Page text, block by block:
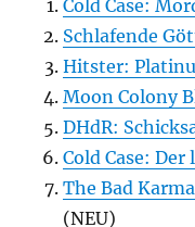
Cold Case:
Schlafende
Hitster:
Moon Colony
DHdR:
Cold Case:
The Bad
(NEU)